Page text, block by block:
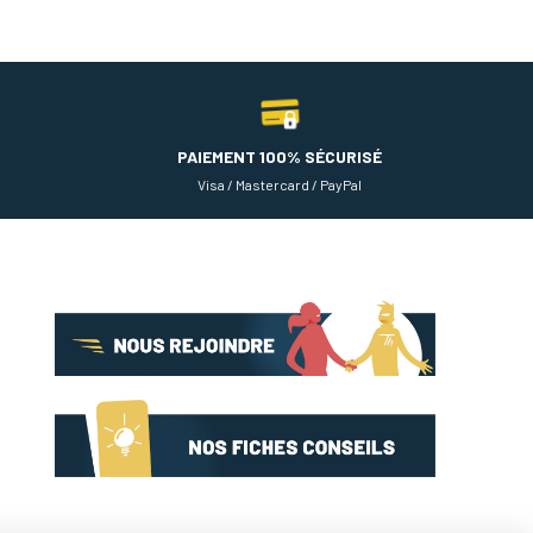
PAIEMENT 100% SÉCURISÉ
Visa / Mastercard / PayPal